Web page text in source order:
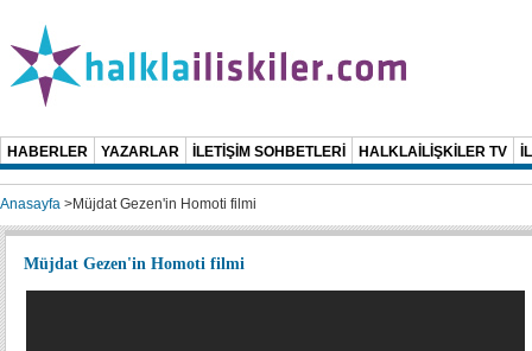
HABERLER YAZARLAR İLETİŞİM SOHBETLERİ HALKLAİLİŞKİLER TV
Anasayfa >Müjdat Gezen'in Homoti filmi
Müjdat Gezen'in Homoti filmi